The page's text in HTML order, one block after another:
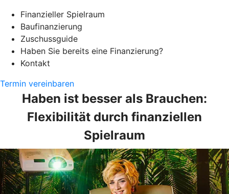
Finanzieller Spielraum
Baufinanzierung
Zuschussguide
Haben Sie bereits eine Finanzierung?
Kontakt
Termin vereinbaren
Haben ist besser als Brauchen:
Flexibilität durch finanziellen
Spielraum